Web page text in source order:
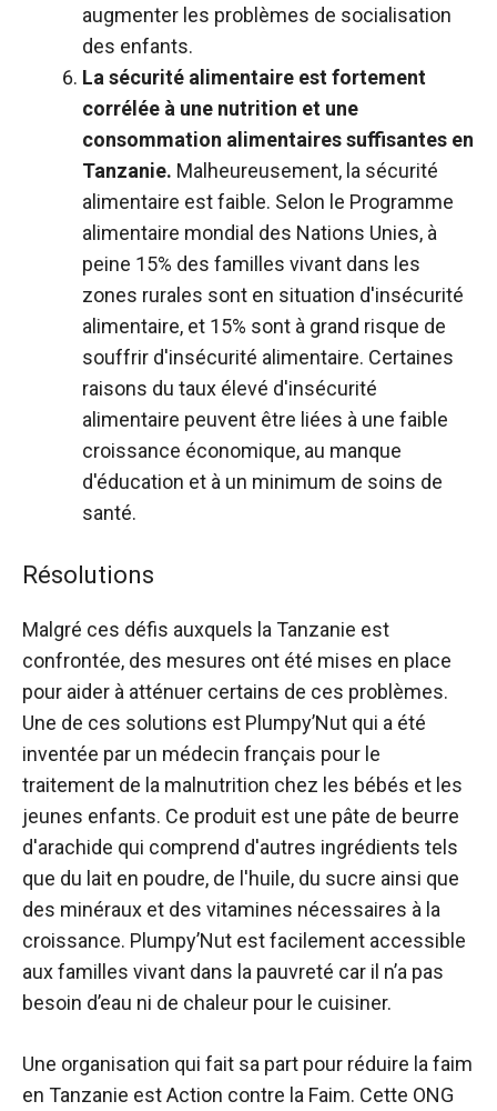
augmenter les problèmes de socialisation
des enfants.
La sécurité alimentaire est fortement
corrélée à une nutrition et une
consommation alimentaires suffisantes en
Tanzanie. Malheureusement, la sécurité
alimentaire est faible. Selon le Programme
alimentaire mondial des Nations Unies, à
peine 15% des familles vivant dans les
zones rurales sont en situation d'insécurité
alimentaire, et 15% sont à grand risque de
souffrir d'insécurité alimentaire. Certaines
raisons du taux élevé d'insécurité
alimentaire peuvent être liées à une faible
croissance économique, au manque
d'éducation et à un minimum de soins de
santé.
Résolutions
Malgré ces défis auxquels la Tanzanie est
confrontée, des mesures ont été mises en place
pour aider à atténuer certains de ces problèmes.
Une de ces solutions est Plumpy’Nut qui a été
inventée par un médecin français pour le
traitement de la malnutrition chez les bébés et les
jeunes enfants. Ce produit est une pâte de beurre
d'arachide qui comprend d'autres ingrédients tels
que du lait en poudre, de l'huile, du sucre ainsi que
des minéraux et des vitamines nécessaires à la
croissance. Plumpy’Nut est facilement accessible
aux familles vivant dans la pauvreté car il n’a pas
besoin d’eau ni de chaleur pour le cuisiner.
Une organisation qui fait sa part pour réduire la faim
en Tanzanie est Action contre la Faim. Cette ONG